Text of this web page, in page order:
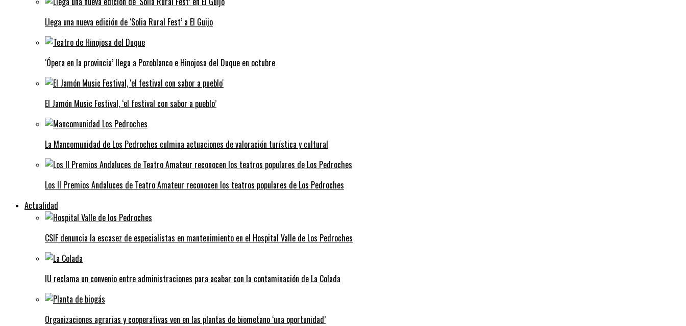
Llega una nueva edición de ‘Solia Rural Fest’ a El Guijo
‘Ópera en la provincia’ llega a Pozoblanco e Hinojosa del Duque en octubre
El Jamón Music Festival, ‘el festival con sabor a pueblo’
La Mancomunidad de Los Pedroches culmina actuaciones de valoración turística y cultural
Los II Premios Andaluces de Teatro Amateur reconocen los teatros populares de Los Pedroches
Actualidad
CSIF denuncia la escasez de especialistas en mantenimiento en el Hospital Valle de Los Pedroches
IU reclama un convenio entre administraciones para acabar con la contaminación de La Colada
Organizaciones agrarias y cooperativas ven en las plantas de biometano ‘una oportunidad’